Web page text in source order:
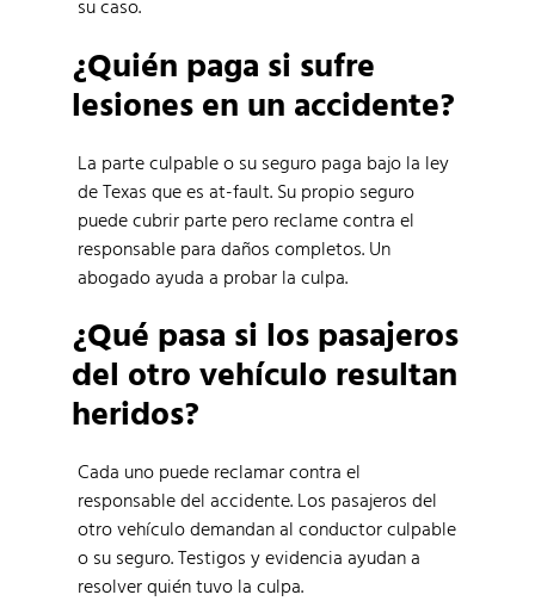
su caso.
¿Quién paga si sufre
lesiones en un accidente?
La parte culpable o su seguro paga bajo la ley
de Texas que es at-fault. Su propio seguro
puede cubrir parte pero reclame contra el
responsable para daños completos. Un
abogado ayuda a probar la culpa.
¿Qué pasa si los pasajeros
del otro vehículo resultan
heridos?
Cada uno puede reclamar contra el
responsable del accidente. Los pasajeros del
otro vehículo demandan al conductor culpable
o su seguro. Testigos y evidencia ayudan a
resolver quién tuvo la culpa.